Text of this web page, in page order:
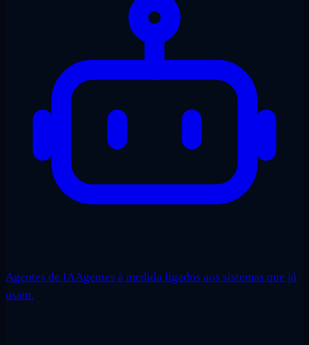
Agentes de IAAgentes à medida ligados aos sistemas que já
usam.